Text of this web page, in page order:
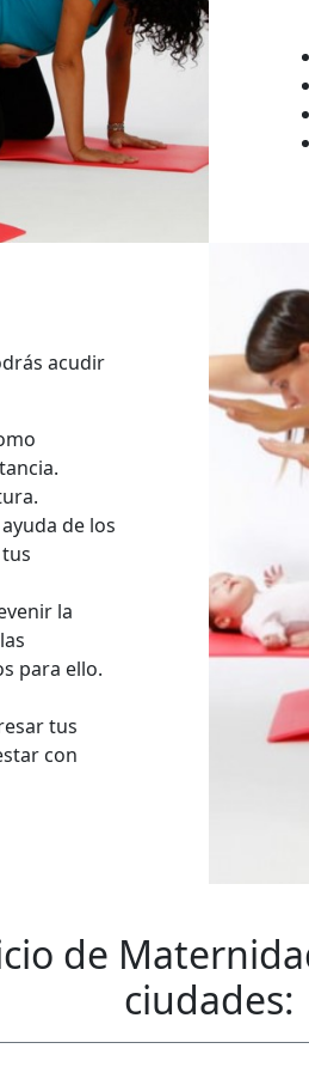
acudir
de los
la
para ello.
tus
con
de
ciudades: